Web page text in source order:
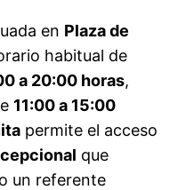
en Plaza de
habitual de
a 20:00 horas,
11:00 a 15:00
permite el acceso
que
un referente